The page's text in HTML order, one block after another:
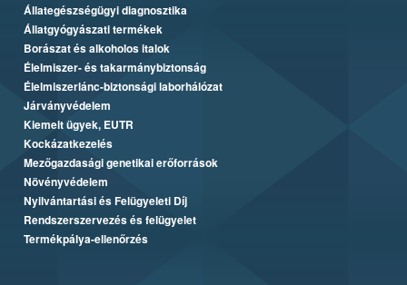
Állategészségügyi diagnosztika
Állatgyógyászati termékek
Borászat és alkoholos italok
Élelmiszer- és takarmánybiztonság
Élelmiszerlánc-biztonsági laborhálózat
Járványvédelem
Kiemelt ügyek, EUTR
Kockázatkezelés
Mezőgazdasági genetikai erőforrások
Növényvédelem
Nyilvántartási és Felügyeleti Díj
Rendszerszervezés és felügyelet
Termékpálya-ellenőrzés